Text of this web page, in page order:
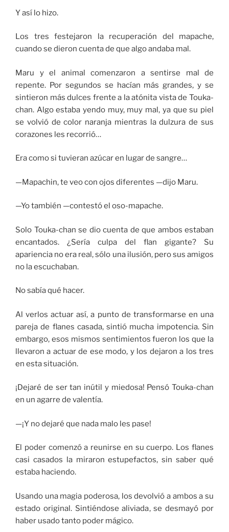
Y así lo hizo.
Los tres festejaron la recuperación del mapache,
cuando se dieron cuenta de que algo andaba mal.
Maru y el animal comenzaron a sentirse mal de
repente. Por segundos se hacían más grandes, y se
sintieron más dulces frente a la atónita vista de Touka-
chan. Algo estaba yendo muy, muy mal, ya que su piel
se volvió de color naranja mientras la dulzura de sus
corazones les recorrió…
Era como si tuvieran azúcar en lugar de sangre…
—Mapachin, te veo con ojos diferentes —dijo Maru.
—Yo también —contestó el oso-mapache.
Solo Touka-chan se dio cuenta de que ambos estaban
encantados. ¿Sería culpa del flan gigante? Su
apariencia no era real, sólo una ilusión, pero sus amigos
no la escuchaban.
No sabía qué hacer.
Al verlos actuar así, a punto de transformarse en una
pareja de flanes casada, sintió mucha impotencia. Sin
embargo, esos mismos sentimientos fueron los que la
llevaron a actuar de ese modo, y los dejaron a los tres
en esta situación.
¡Dejaré de ser tan inútil y miedosa! Pensó Touka-chan
en un agarre de valentía.
—¡Y no dejaré que nada malo les pase!
El poder comenzó a reunirse en su cuerpo. Los flanes
casi casados la miraron estupefactos, sin saber qué
estaba haciendo.
Usando una magia poderosa, los devolvió a ambos a su
estado original. Sintiéndose aliviada, se desmayó por
haber usado tanto poder mágico.